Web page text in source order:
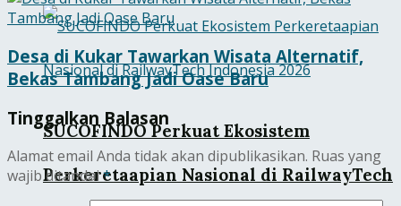
SUCOFINDO Perkuat Ekosistem
Perkeretaapian Nasional di RailwayTech
Desa di Kukar Tawarkan Wisata Alternatif,
Bekas Tambang Jadi Oase Baru
Tinggalkan Balasan
Alamat email Anda tidak akan dipublikasikan. Ruas yang
wajib ditandai*